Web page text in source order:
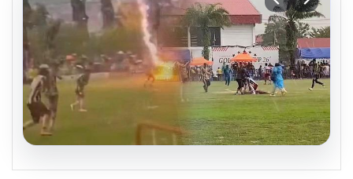
04.08.2026